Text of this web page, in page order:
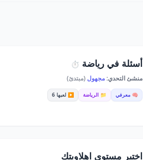
أسئلة في رياضة ⏱️
منشئ التحدي:مجهول(مبتدئ)
🧠 معرفي 📁 الرياضة ▶️ لعبها 6
اختبر مستوى اهلاويتك